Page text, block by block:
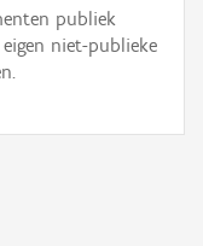
publiek
niet-publieke